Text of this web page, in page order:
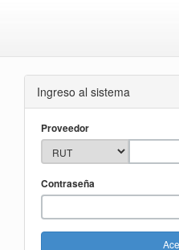
Ingreso al sistema
Proveedor
Contraseña